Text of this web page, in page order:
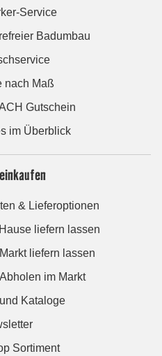
Service
Badumbau
nach Maß
Gutschein
im Überblick
& Lieferoptionen
liefern lassen
liefern lassen
im Markt
Kataloge
Sortiment